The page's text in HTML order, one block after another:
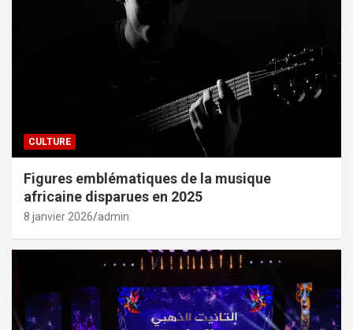
CULTURE
Figures emblématiques de la musique
africaine disparues en 2025
8 janvier 2026 admin